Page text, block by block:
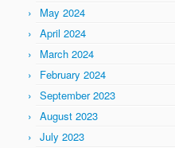
May 2024
April 2024
March 2024
February 2024
September 2023
August 2023
July 2023